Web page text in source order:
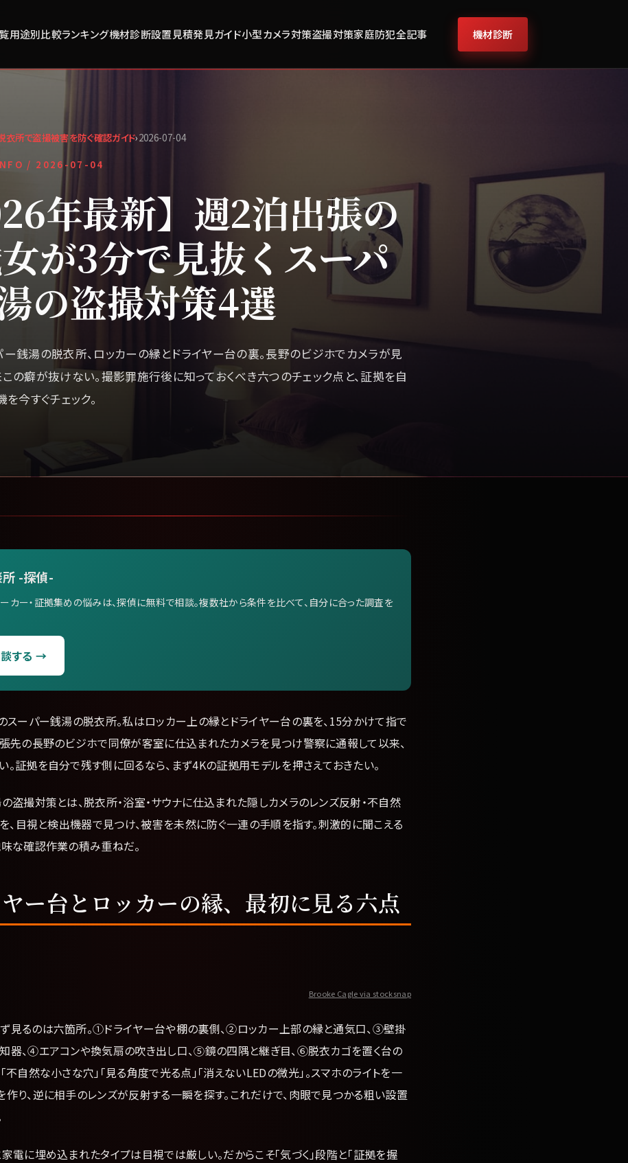
用途別比較ランキング機材診断設置見積発見ガイド小型カメラ対策盗撮対策家庭防犯全記事 機材診断
衣所で盗撮被害を防ぐ確認ガイド›2026-07-04
/ 2026-07-04
年最新】週2泊出張の
が3分で見抜くスーパ
の盗撮対策4選
銭湯の脱衣所、ロッカーの縁とドライヤー台の裏。長野のビジホでカメラが見
の癖が抜けない。撮影罪施行後に知っておくべき六つのチェック点と、証拠を自
今すぐチェック。
-探偵-
カー・証拠集めの悩みは、探偵に無料で相談。複数社から条件を比べて、自分に合った調査を
する →
スーパー銭湯の脱衣所。私はロッカー上の縁とドライヤー台の裏を、15分かけて指で
張先の長野のビジホで同僚が客室に仕込まれたカメラを見つけ警察に通報して以来、
。証拠を自分で残す側に回るなら、まず4Kの証拠用モデルを押さえておきたい。
盗撮対策とは、脱衣所・浴室・サウナに仕込まれた隠しカメラのレンズ反射・不自然
、目視と検出機器で見つけ、被害を未然に防ぐ一連の手順を指す。刺激的に聞こえる
味な確認作業の積み重ねだ。
ヤー台とロッカーの縁、最初に見る六点
Brooke Cagle via stocksnap
見るのは六箇所。①ドライヤー台や棚の裏側、②ロッカー上部の縁と通気口、③壁掛
器、④エアコンや換気扇の吹き出し口、⑤鏡の四隅と継ぎ目、⑥脱衣カゴを置く台の
不自然な小さな穴」「見る角度で光る点」「消えないLEDの微光」。スマホのライトを一
作り、逆に相手のレンズが反射する一瞬を探す。これだけで、肉眼で見つかる粗い設置
電に埋め込まれたタイプは目視では厳しい。だからこそ「気づく」段階と「証拠を握